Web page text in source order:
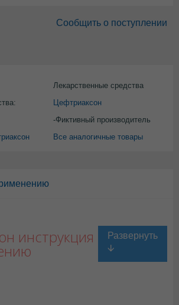
Сообщить о поступлении
Лекарственные средства
Цефтриаксон
-Фиктивный производитель
Все аналогичные товары
инструкция